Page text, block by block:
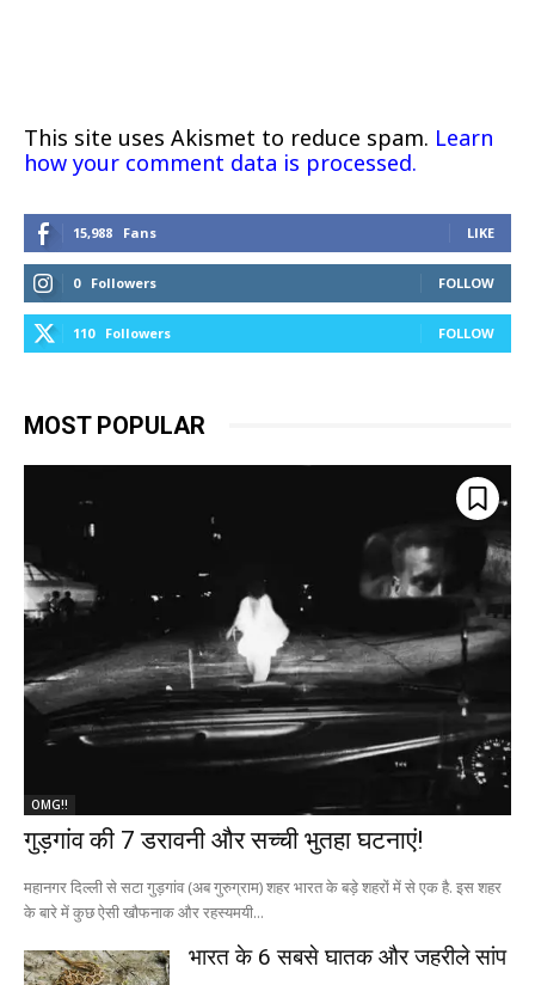
This site uses Akismet to reduce spam. Learn
how your comment data is processed.
15,988 Fans LIKE
0 Followers FOLLOW
110 Followers FOLLOW
MOST POPULAR
OMG!!
गुड़गांव की 7 डरावनी और सच्ची भुतहा घटनाएं!
महानगर दिल्ली से सटा गुड़गांव (अब गुरुग्राम) शहर भारत के बड़े शहरों में से एक है. इस शहर
के बारे में कुछ ऐसी खौफनाक और रहस्यमयी...
भारत के 6 सबसे घातक और जहरीले सांप